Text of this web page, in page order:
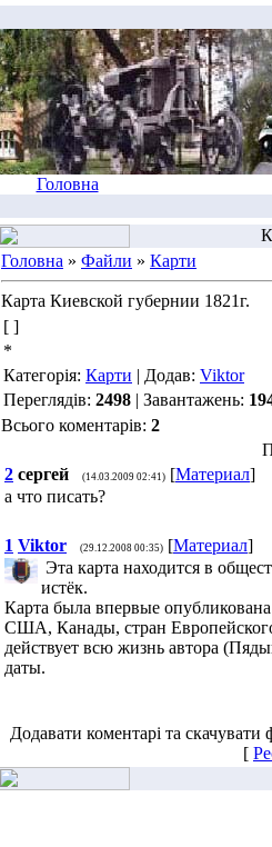
Головна
Головна » Файли » Карти
Карта Киевской губернии 1821г.
[ ]
*
Категорія: Карти | Додав: Viktor
Переглядів: 2498 | Завантажень:
Всього коментарів: 2
2 сергей (14.03.2009 02:41) [Материал]
а что писать?
1 Viktor (29.12.2008 00:35) [Материал]
Эта карта находится в
истёк.
Карта была впервые
США, Канады, стран
действует всю жизнь автора
даты.
Додавати коментарі та
[